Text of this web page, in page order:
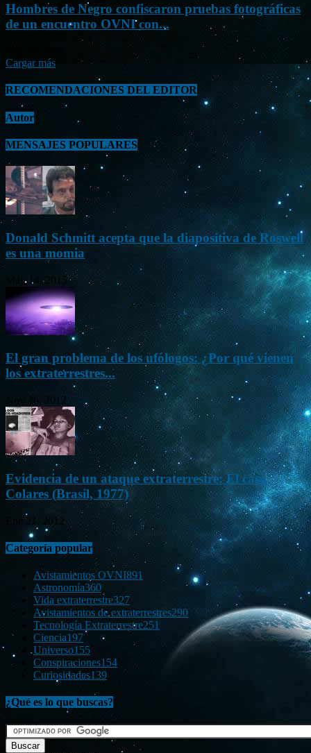
Hombres de Negro confiscaron pruebas fotográficas
de un encuentro OVNI con...
Cargar más
RECOMENDACIONES DEL EDITOR
Autor
MENSAJES POPULARES
Donald Schmitt acepta que la diapositiva de Roswell
es una momia
May 14, 2015
El gran problema de los ufólogos: ¿Por qué vienen
los extraterrestres...
Nov 26, 2012
Evidencia de un ataque extraterrestre: El caso
Colares (Brasil, 1977)
Ene 21, 2012
Categoría popular
Avistamientos OVNI891
Astronomía360
Vida extraterrestre327
Avistamientos de extraterrestres290
Tecnología Extraterrestre251
Ciencia197
Universo155
Conspiraciones154
Curiosidades139
¿Qué es lo que buscas?